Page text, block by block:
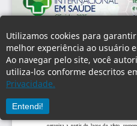
Utilizamos cookies para
melhor experiência ao usuário
Ao navegar pelo site, você
utiliza-los conforme descritos
Privacidade.
Entendi!